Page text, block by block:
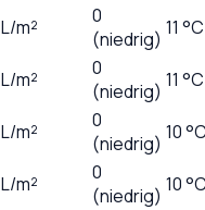
L/m²
0
(niedrig) 11 °C
L/m²
0
(niedrig) 11 °C
L/m²
0
(niedrig) 10
L/m²
0
(niedrig) 10